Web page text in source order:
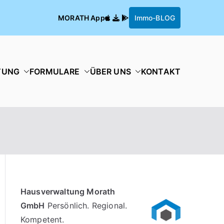
MORATH App Immo-BLOG
FORMULARE ÜBER UNS KONTAKT
Hausverwaltung Morath
GmbH Persönlich. Regional.
Kompetent.